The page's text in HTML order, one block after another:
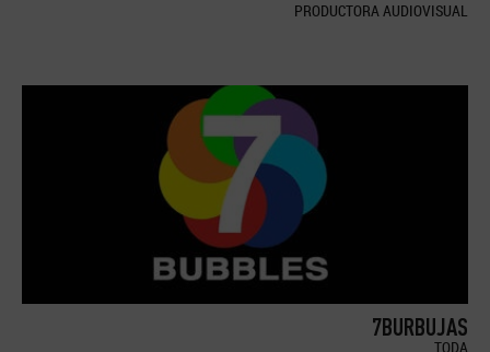
PRODUCTORA AUDIOVISUAL
7BURBUJAS
TODA